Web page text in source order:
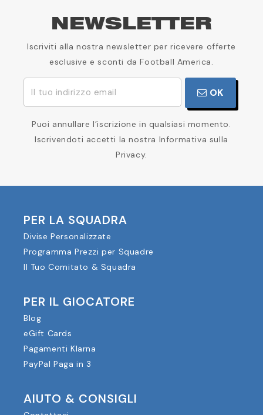
NEWSLETTER
Iscriviti alla nostra newsletter per ricevere offerte
esclusive e sconti da Football America.
OK
Puoi annullare l’iscrizione in qualsiasi momento.
Iscrivendoti accetti la nostra Informativa sulla
Privacy.
PER LA SQUADRA
Divise Personalizzate
Programma Prezzi per Squadre
Il Tuo Comitato & Squadra
PER IL GIOCATORE
Blog
eGift Cards
Pagamenti Klarna
PayPal Paga in 3
AIUTO & CONSIGLI